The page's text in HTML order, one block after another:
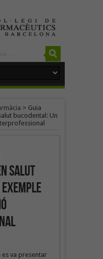
> Guia
bucodental: Un
salut
es va presentar